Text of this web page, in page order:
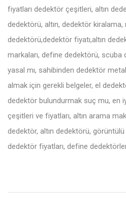
fiyatları dedektör çeşitleri, altın
dedektörü, altın, dedektör
dedektörü,dedektör fiyatı,altın
markaları, define dedektörü,
yasal mı, sahibinden dedektör
almak için gerekli belgeler, el
dedektör bulundurmak suç mu, en
çeşitleri ve fiyatları, altın arama
dedektör, altın dedektörü,
dedektör fiyatları, define